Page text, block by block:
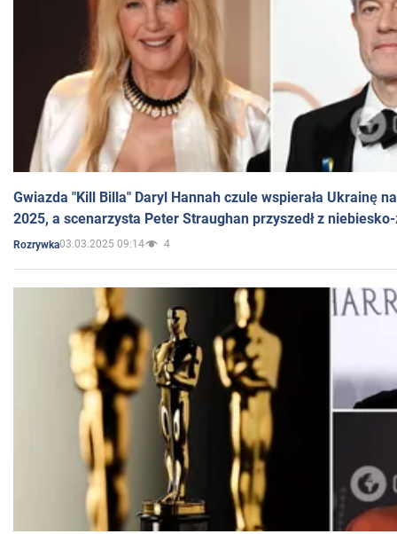
Gwiazda "Kill Billa" Daryl Hannah czule wspierała Ukrainę
2025, a scenarzysta Peter Straughan przyszedł z
Rozrywka03.03.2025 09:14 4